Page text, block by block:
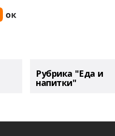
Рубрика "Еда и
напитки"